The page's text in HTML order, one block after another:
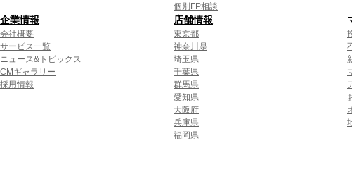
個別FP相談
企業情報
会社概要
サービス一覧
ニュース&トピックス
CMギャラリー
採用情報
店舗情報
東京都
神奈川県
埼玉県
千葉県
群馬県
愛知県
大阪府
兵庫県
福岡県